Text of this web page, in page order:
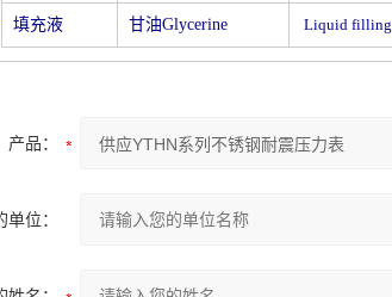
填充液 甘油Glycerine Liquid filling
产品：
单位：